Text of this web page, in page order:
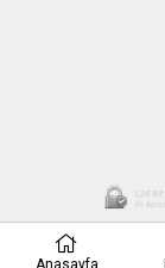
Anasayfa